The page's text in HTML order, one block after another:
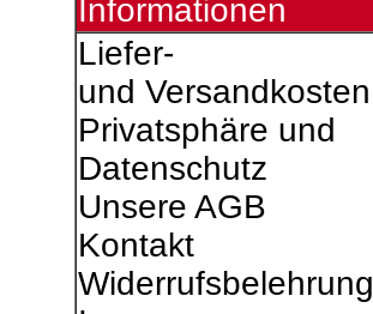
Informationen
Liefer-
und Versandkosten
Privatsphäre und
Datenschutz
Unsere AGB
Kontakt
Widerrufsbelehrung